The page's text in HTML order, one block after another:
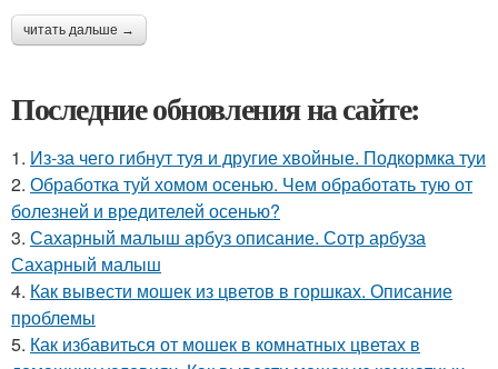
читать дальше →
Последние обновления на сайте:
1. Из-за чего гибнут туя и другие хвойные. Подкормка туи
2. Обработка туй хомом осенью. Чем обработать тую от
болезней и вредителей осенью?
3. Сахарный малыш арбуз описание. Сотр арбуза
Сахарный малыш
4. Как вывести мошек из цветов в горшках. Описание
проблемы
5. Как избавиться от мошек в комнатных цветах в